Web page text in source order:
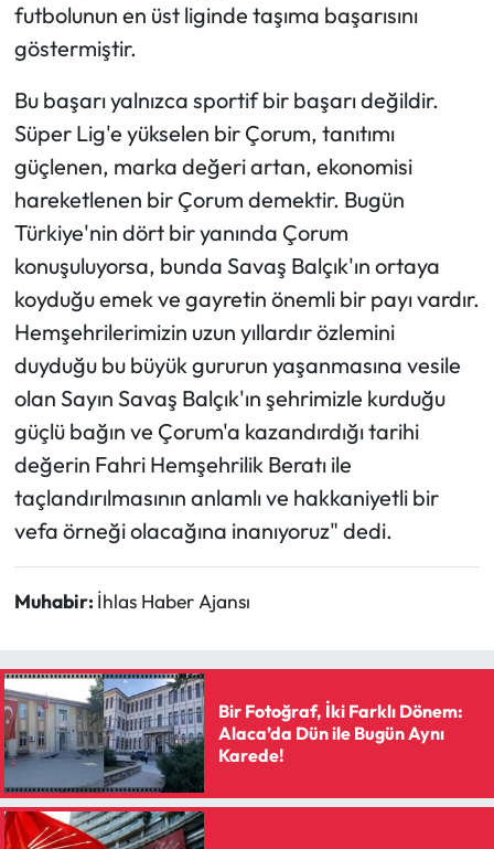
futbolunun en üst liginde taşıma başarısını
göstermiştir.
Bu başarı yalnızca sportif bir başarı değildir.
Süper Lig'e yükselen bir Çorum, tanıtımı
güçlenen, marka değeri artan, ekonomisi
hareketlenen bir Çorum demektir. Bugün
Türkiye'nin dört bir yanında Çorum
konuşuluyorsa, bunda Savaş Balçık'ın ortaya
koyduğu emek ve gayretin önemli bir payı vardır.
Hemşehrilerimizin uzun yıllardır özlemini
duyduğu bu büyük gururun yaşanmasına vesile
olan Sayın Savaş Balçık'ın şehrimizle kurduğu
güçlü bağın ve Çorum'a kazandırdığı tarihi
değerin Fahri Hemşehrilik Beratı ile
taçlandırılmasının anlamlı ve hakkaniyetli bir
vefa örneği olacağına inanıyoruz" dedi.
Muhabir: İhlas Haber Ajansı
Bir Fotoğraf, İki Farklı Dönem:
Alaca’da Dün ile Bugün Aynı
Karede!
Turizm
Uğurludağ Haberleri
Yaşam
Yayla Haber
Yemek Tarifleri
Yerel Haberler